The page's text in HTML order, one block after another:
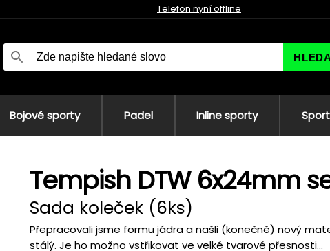
Telefon nyní offline
Bojové sporty Padel Inline sporty
Tempish DTW 6x24mm
Sada koleček (6ks)
Přepracovali jsme formu jádra a našli (konečně) nový
stálý. Je ho možno vstřikovat ve velké tvarové přesnosti...